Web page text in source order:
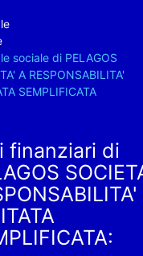
sociale di PELAGOS
A RESPONSABILITA'
SEMPLIFICATA
finanziari di